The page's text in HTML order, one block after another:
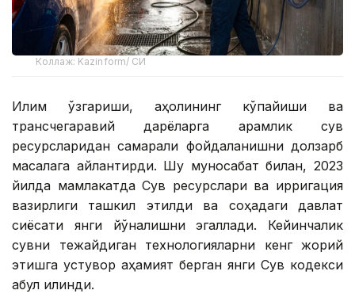
Коллаж: Kazinform/ СИ
Иқлим ўзгариши, аҳолининг кўпайиши ва
трансчегаравий дарёларга қарамлик сув
ресурсларидан самарали фойдаланишни долзарб
масалага айлантирди. Шу муносабат билан, 2023
йилда мамлакатда Сув ресурслари ва ирригация
вазирлиги ташкил этилди ва соҳадаги давлат
сиёсати янги йўналишни эгаллади. Кейинчалик
сувни тежайдиган технологияларни кенг жорий
этишга устувор аҳамият берган янги Сув кодекси
қабул қилинди.